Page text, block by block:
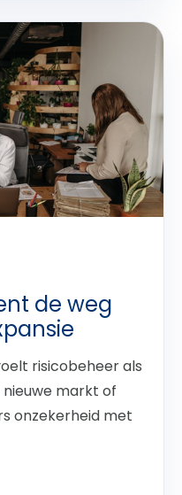
de weg
risicobeheer als
nieuwe markt of
onzekerheid met